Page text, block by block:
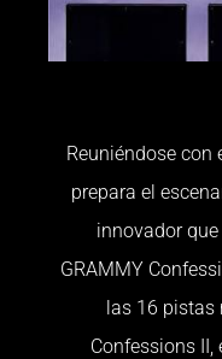
Reuniéndose con
prepara el
innovador
GRAMMY
las 16 pistas
Confessions